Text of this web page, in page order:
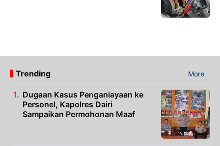
Trending More
Dugaan Kasus Penganiayaan ke
Personel, Kapolres Dairi
Sampaikan Permohonan Maaf